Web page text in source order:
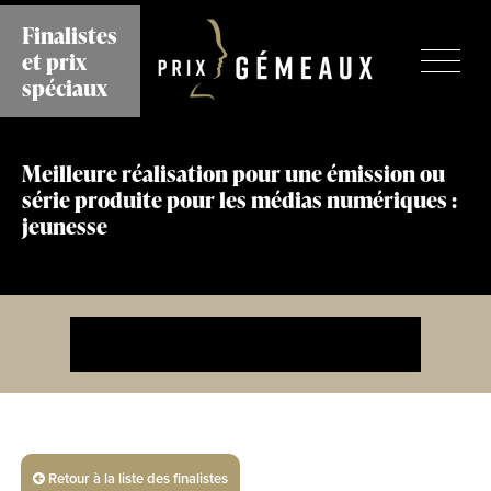
Aller
contenu
principal
Finalistes
et prix
spéciaux
Meilleure réalisation pour une émission ou
série produite pour les médias numériques :
jeunesse
Retour à la liste des finalistes